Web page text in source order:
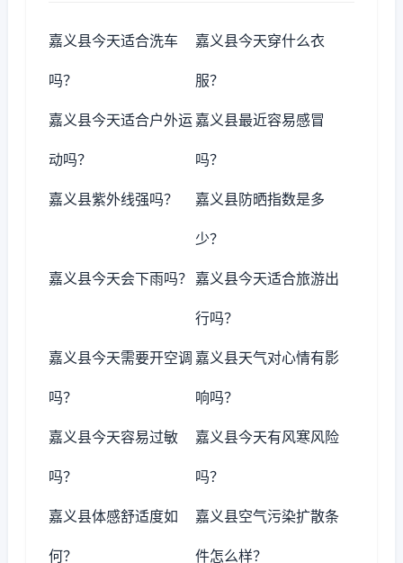
嘉义县今天适合洗车
吗？
嘉义县今天穿什么衣
服？
嘉义县今天适合户外运
动吗？
嘉义县最近容易感冒
吗？
嘉义县紫外线强吗？ 嘉义县防晒指数是多
少？
嘉义县今天会下雨吗？ 嘉义县今天适合旅游出
行吗？
嘉义县今天需要开空调
吗？
嘉义县天气对心情有影
响吗？
嘉义县今天容易过敏
吗？
嘉义县今天有风寒风险
吗？
嘉义县体感舒适度如
何？
嘉义县空气污染扩散条
件怎么样？